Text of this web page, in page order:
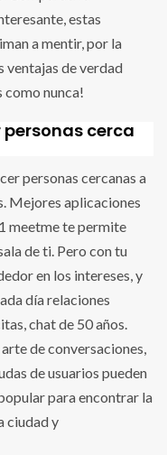
estas
a mentir, por la
ventajas de verdad
como nunca!
cerca
personas cercanas a
Mejores aplicaciones
meetme te permite
de ti. Pero con tu
en los intereses, y
día relaciones
chat de 50 años.
de conversaciones,
de usuarios pueden
para encontrar la
ciudad y